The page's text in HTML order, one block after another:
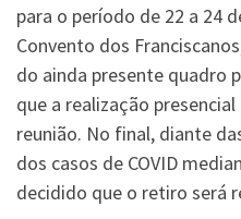
para o período de 22 a 24
Convento dos
do ainda presente quadro
que a realização
reunião. No final, diante
dos casos de COVID
decidido que o retiro será